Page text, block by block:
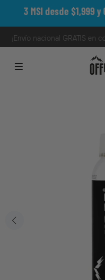
3 MSI desde $1,999
¡Envío nacional GRATIS